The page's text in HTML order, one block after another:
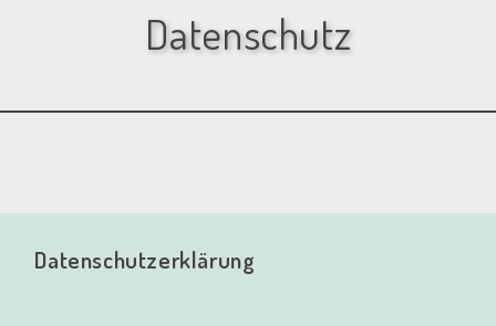
Datenschutz
Datenschutzerklärung